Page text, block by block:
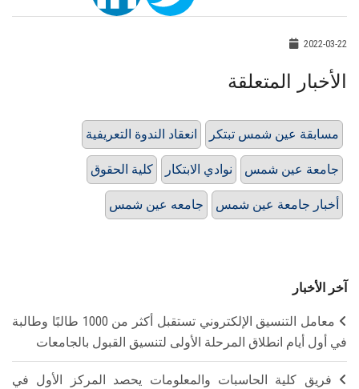
2022-03-22
الأخبار المتعلقة
انعقاد الندوة التعريفية مسابقة عين شمس تبتكر
كلية الحقوق نوادي الابتكار جامعة عين شمس
جامعه عين شمس أخبار جامعة عين شمس
آخر الأخبار
معامل التنسيق الإلكتروني تستقبل أكثر من 1000 طالبًا وطالبة
في أول أيام انطلاق المرحلة الأولى لتنسيق القبول بالجامعات
فريق كلية الحاسبات والمعلومات يحصد المركز الأول في